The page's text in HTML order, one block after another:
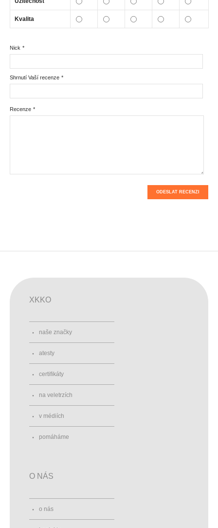
Kvalita
*
Nick
*
Shrnutí Vaší recenze
*
Recenze
ODESLAT RECENZI
XKKO
naše značky
atesty
certifikáty
na veletrzích
v médiích
pomáháme
O NÁS
o nás